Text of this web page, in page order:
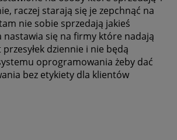
raczej starają się je zepchnąć na
nie sobie sprzedają jakieś
nastawia się na firmy które nadają
dziennie i nie będą
oprogramowania żeby dać
bez etykiety dla klientów